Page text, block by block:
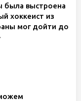
была выстроена
хоккеист из
мог дойти до